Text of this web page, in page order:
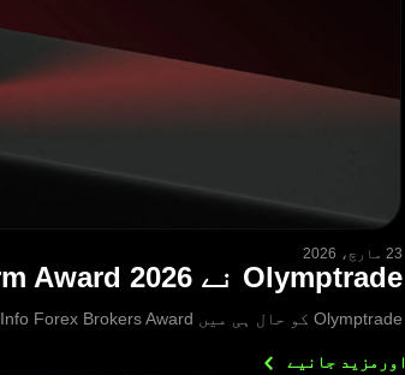
23 مارچ، 2026
Olymptrade نے Best Multi-Asset Trading Platform Award 2026 جیت لیا
Olymptrade کو حال ہی میں FXDailyInfo Forex Brokers Award کی جانب سے Best Multi-Asset Trading Platform 2026 کے اعزاز سے نوازا گیا ہے۔
اورمزید جانیے